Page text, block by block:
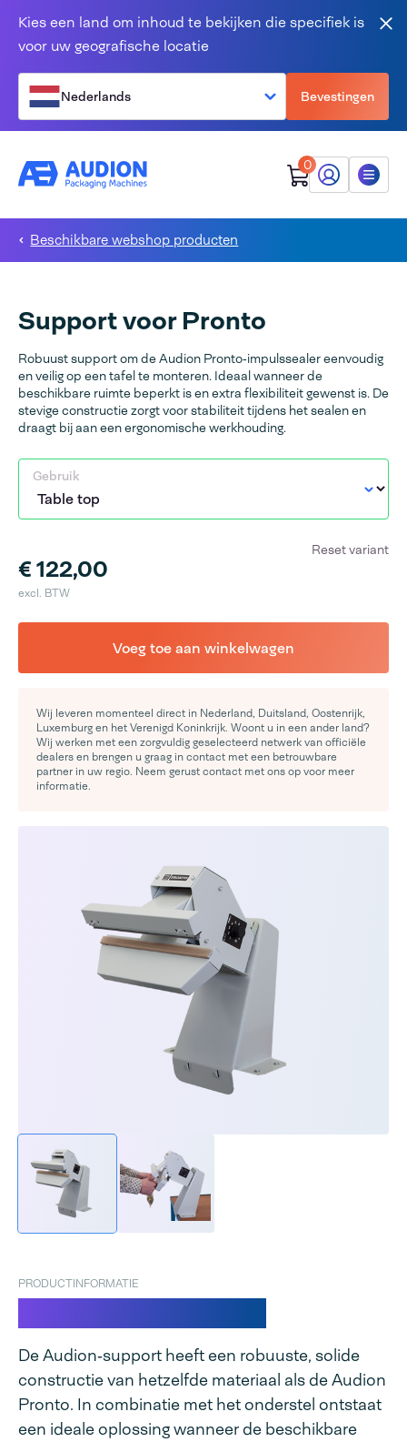
Kies een land om inhoud te bekijken die specifiek is
voor uw geografische locatie
Nederlands Bevestingen
0
Mijn Audion
Menu
Beschikbare webshop producten
Support voor Pronto
Robuust support om de Audion Pronto‑impulssealer eenvoudig
en veilig op een tafel te monteren. Ideaal wanneer de
beschikbare ruimte beperkt is en extra flexibiliteit gewenst is. De
stevige constructie zorgt voor stabiliteit tijdens het sealen en
draagt bij aan een ergonomische werkhouding.
Gebruik
€ 122,00
excl. BTW
Reset variant
Voeg toe aan winkelwagen
Wij leveren momenteel direct in Nederland, Duitsland, Oostenrijk,
Luxemburg en het Verenigd Koninkrijk. Woont u in een ander land?
Wij werken met een zorgvuldig geselecteerd netwerk van officiële
dealers en brengen u graag in contact met een betrouwbare
partner in uw regio. Neem gerust contact met ons op voor meer
informatie.
PRODUCTINFORMATIE
De Audion‑support heeft een robuuste, solide
constructie van hetzelfde materiaal als de Audion
Pronto. In combinatie met het onderstel ontstaat
een ideale oplossing wanneer de beschikbare